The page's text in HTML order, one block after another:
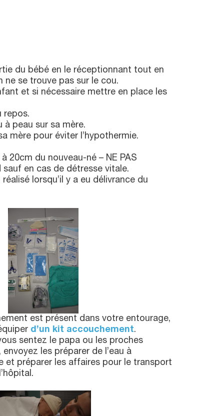
du bébé en le réceptionnant tout en
ne se trouve pas sur le cou.
et si nécessaire mettre en place les
repos.
à peau sur sa mère.
mère pour éviter l’hypothermie.
20cm du nouveau-né – NE PAS
sauf en cas de détresse vitale.
lorsqu’il y a eu délivrance du
est présent dans votre entourage,
d’un kit accouchement.
sentez le papa ou les proches
les préparer de l’eau à
et préparer les affaires pour le transport